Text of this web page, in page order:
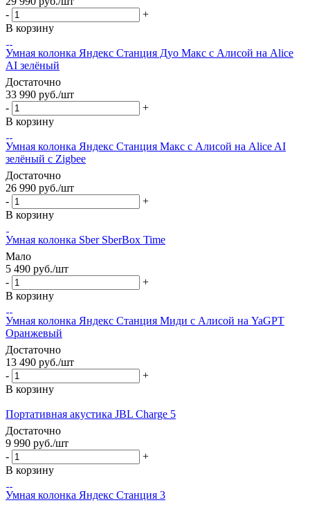
-
+
В корзину
Умная колонка Яндекс Станция Дуо Макс с Алисой на Alice
AI зелёный
Достаточно
33 990 руб./шт
-
+
В корзину
Умная колонка Яндекс Станция Макс с Алисой на Alice AI
зелёный с Zigbee
Достаточно
26 990 руб./шт
-
+
В корзину
Умная колонка Sber SberBox Time
Мало
5 490 руб./шт
-
+
В корзину
Умная колонка Яндекс Станция Миди с Алисой на YaGPT
Оранжевый
Достаточно
13 490 руб./шт
-
+
В корзину
Портативная акустика JBL Charge 5
Достаточно
9 990 руб./шт
-
+
В корзину
Умная колонка Яндекс Станция 3